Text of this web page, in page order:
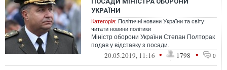
УКРАЇНИ
Категорія: Політичні новини України та світу:
читати новини політики
Міністр оборони України Степан Полторак
подав у відставку з посади.
20.05.2019, 11:16 • 1798 • 0